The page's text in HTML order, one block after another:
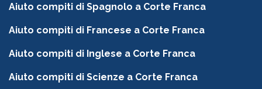
Aiuto compiti di Spagnolo a Corte Franca
Aiuto compiti di Francese a Corte Franca
Aiuto compiti di Inglese a Corte Franca
Aiuto compiti di Scienze a Corte Franca